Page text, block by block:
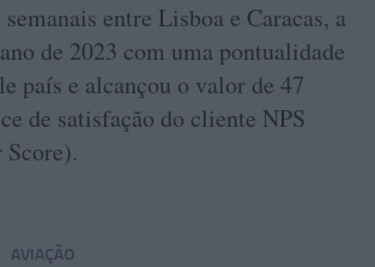
entre Lisboa e Caracas, a
de 2023 com uma pontualidade
país e alcançou o valor de 47
de satisfação do cliente NPS
AVIAÇÃO